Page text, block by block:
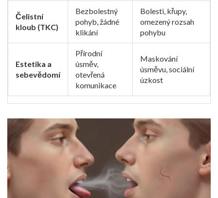
Čelistní
kloub (TKC)
Bezbolestný
pohyb, žádné
klikání
Bolesti, křupy,
omezený rozsah
pohybu
Estetika a
sebevědomí
Přírodní
úsměv,
otevřená
komunikace
Maskování
úsměvu, sociální
úzkost